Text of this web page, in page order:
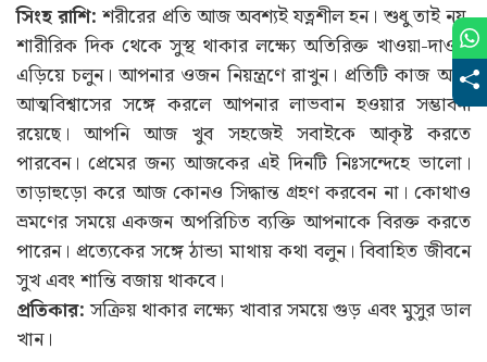
সিংহ রাশি: শরীরের প্রতি আজ অবশ্যই যত্নশীল হন। শুধু তাই নয়,
শারীরিক দিক থেকে সুস্থ থাকার লক্ষ্যে অতিরিক্ত খাওয়া-দাওয়া
এড়িয়ে চলুন। আপনার ওজন নিয়ন্ত্রণে রাখুন। প্রতিটি কাজ আজ
আত্মবিশ্বাসের সঙ্গে করলে আপনার লাভবান হওয়ার সম্ভাবনা
রয়েছে। আপনি আজ খুব সহজেই সবাইকে আকৃষ্ট করতে
পারবেন। প্রেমের জন্য আজকের এই দিনটি নিঃসন্দেহে ভালো।
তাড়াহুড়ো করে আজ কোনও সিদ্ধান্ত গ্রহণ করবেন না। কোথাও
ভ্রমণের সময়ে একজন অপরিচিত ব্যক্তি আপনাকে বিরক্ত করতে
পারেন। প্রত্যেকের সঙ্গে ঠান্ডা মাথায় কথা বলুন। বিবাহিত জীবনে
সুখ এবং শান্তি বজায় থাকবে।
প্রতিকার:সক্রিয় থাকার লক্ষ্যে খাবার সময়ে গুড় এবং মুসুর ডাল
খান।